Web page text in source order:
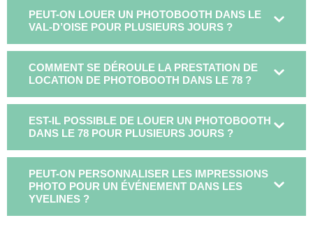
PEUT-ON LOUER UN PHOTOBOOTH DANS LE
VAL-D’OISE POUR PLUSIEURS JOURS ?
COMMENT SE DÉROULE LA PRESTATION DE
LOCATION DE PHOTOBOOTH DANS LE 78 ?
EST-IL POSSIBLE DE LOUER UN PHOTOBOOTH
DANS LE 78 POUR PLUSIEURS JOURS ?
PEUT-ON PERSONNALISER LES IMPRESSIONS
PHOTO POUR UN ÉVÉNEMENT DANS LES
YVELINES ?